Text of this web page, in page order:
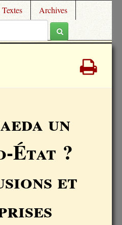
Textes
Archives
un
État ?
et